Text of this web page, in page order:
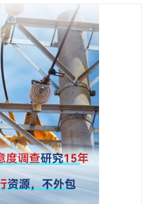
医疗服务业满意度
餐饮业满意度调查
员工满意度
汽车行业满意度